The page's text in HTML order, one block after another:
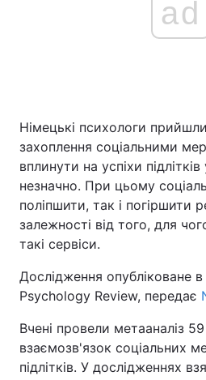
ad
Німецькі психологи
захоплення соціальними
вплинути на успіхи
незначно. При цьому
поліпшити, так і погіршити
залежності від того, для
такі сервіси.
Дослідження опубліковане
Psychology Review, передає
Вчені провели метааналіз
взаємозв'язок соціальних
підлітків. У дослідженнях